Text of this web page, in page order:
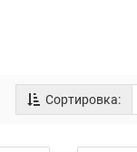
Сортировка: